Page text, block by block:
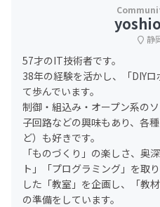
静
57才のIT技術者です。
38年の経験を活かし、「DIY
て歩んでいます。
制御・組込み・オープン系の
子回路などの興味もあり、各
ど）も好きです。
「ものづくり」の楽しさ、奥
ト」「プログラミング」を取
した「教室」を企画し、「教
の準備をしています。